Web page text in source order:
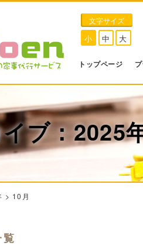
文字サイズ
小 中 大
トップページ
ブ：2025
> 10月